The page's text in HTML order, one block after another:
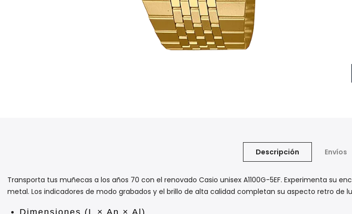
Descripción Envíos
Transporta tus muñecas a los años 70 con el renovado Casio unisex A1100G-5EF. Experimenta
metal. Los indicadores de modo grabados y el brillo de alta calidad completan su aspecto retro de